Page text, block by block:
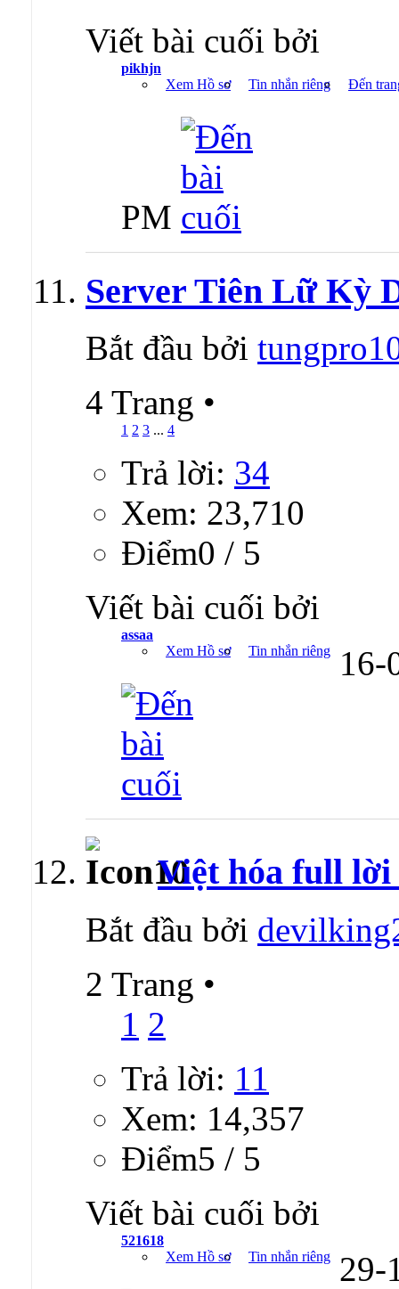
Viết bài cuối bởi
pikhjn
Xem Hồ sơ
Tin nhắn riêng Đến
PM
Server Tiên Lữ Kỳ
Bắt đầu bởi
4 Trang •
1 2 3 ... 4
Trả lời: 34
Xem: 23,710
Ðiểm0 / 5
Viết bài cuối bởi
assaa
Xem Hồ sơ
Tin nhắn riêng 16-
Việt hóa full lời
Bắt đầu bởi
2 Trang •
1 2
Trả lời: 11
Xem: 14,357
Ðiểm5 / 5
Viết bài cuối bởi
521618
Xem Hồ sơ
Tin nhắn riêng 29-